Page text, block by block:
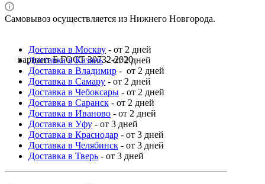
вариант Б ГОСТ 30732-2020
Самовывоз осуществляется из Нижнего Новгорода.
Доставка в Москву - от 2 дней
Доставка в Казань- от 2 дней
Доставка в Владимир - от 2 дней
Доставка в Самару - от 2 дней
Доставка в Чебоксары - от 2 дней
Доставка в Саранск - от 2 дней
Доставка в Иваново - от 2 дней
Доставка в Уфу - от 3 дней
Доставка в Краснодар - от 3 дней
Доставка в Челябинск - от 3 дней
Доставка в Тверь - от 3 дней